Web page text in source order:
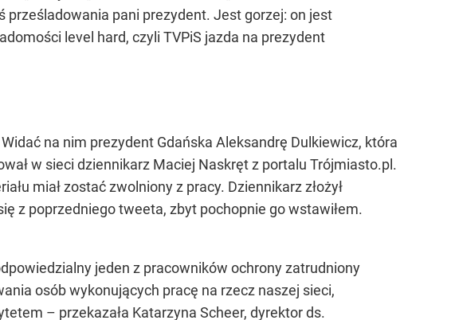
prześladowania pani prezydent. Jest gorzej: on jest
level hard, czyli TVPiS jazda na prezydent
na nim prezydent Gdańska Aleksandrę Dulkiewicz, która
w sieci dziennikarz Maciej Naskręt z portalu Trójmiasto.pl.
miał zostać zwolniony z pracy. Dziennikarz złożył
z poprzedniego tweeta, zbyt pochopnie go wstawiłem.
jeden z pracowników ochrony zatrudniony
osób wykonujących pracę na rzecz naszej sieci,
– przekazała Katarzyna Scheer, dyrektor ds.